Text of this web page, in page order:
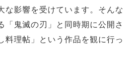
な影響を受けています。そんな
「鬼滅の刃」と同時期に公開さ
料理帖」という作品を観に行っ